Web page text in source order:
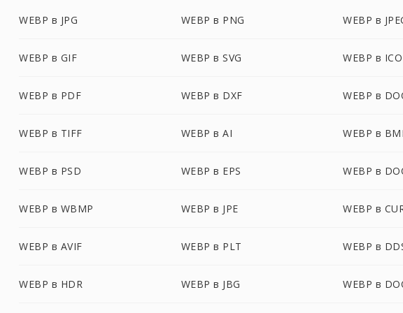
WEBP в JPG WEBP в PNG WEBP в
WEBP в GIF WEBP в SVG WEBP в ICO
WEBP в PDF WEBP в DXF WEBP в
WEBP в TIFF WEBP в AI WEBP в
WEBP в PSD WEBP в EPS WEBP в
WEBP в WBMP WEBP в JPE WEBP в
WEBP в AVIF WEBP в PLT WEBP в
WEBP в HDR WEBP в JBG WEBP в